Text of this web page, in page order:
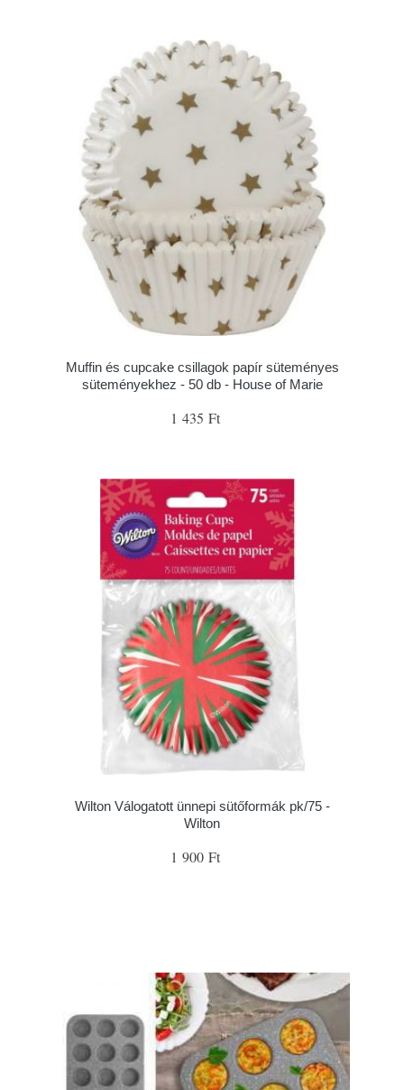
Muffin és cupcake csillagok papír süteményes
süteményekhez - 50 db - House of Marie
1 435 Ft
Wilton Válogatott ünnepi sütőformák pk/75 -
Wilton
1 900 Ft